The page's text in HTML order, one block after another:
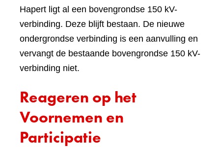
Hapert ligt al een bovengrondse 150 kV-
verbinding. Deze blijft bestaan. De nieuwe
ondergrondse verbinding is een aanvulling en
vervangt de bestaande bovengrondse 150 kV-
verbinding niet.
Reageren op het
Voornemen en
Participatie